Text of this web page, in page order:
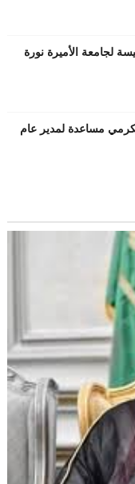
لجامعة الأميرة نورة
مساعدة لمدير عام